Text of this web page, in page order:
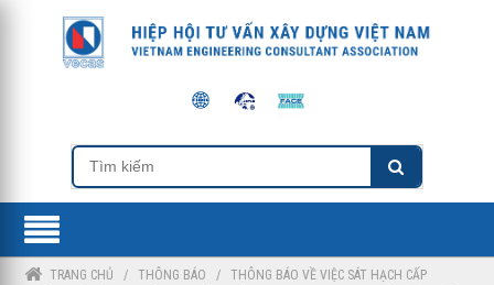
TRANG CHỦ /THÔNG BÁO /THÔNG BÁO VỀ VIỆC SÁT HẠCH CẤP